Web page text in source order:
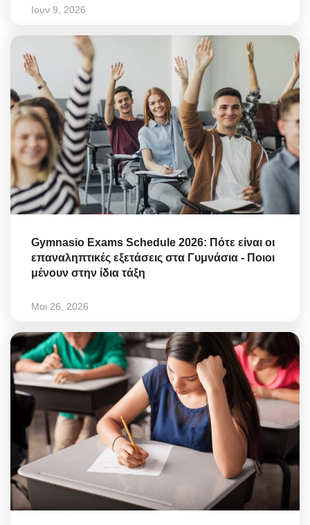
Ιουν 9, 2026
Gymnasio Exams Schedule 2026: Πότε είναι οι
επαναληπτικές εξετάσεις στα Γυμνάσια - Ποιοι
μένουν στην ίδια τάξη
Μαι 26, 2026